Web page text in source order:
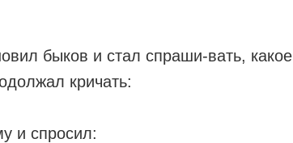
быков и стал спраши-вать, какое
кричать:
и спросил: